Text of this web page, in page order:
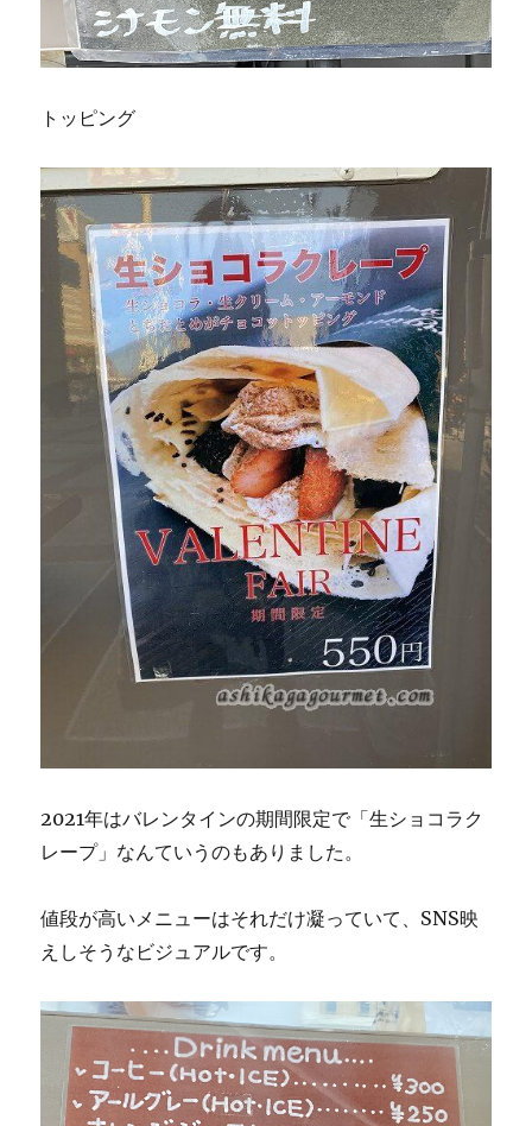
トッピング
2021年はバレンタインの期間限定で「生ショコラク
レープ」なんていうのもありました。
値段が高いメニューはそれだけ凝っていて、SNS映
えしそうなビジュアルです。